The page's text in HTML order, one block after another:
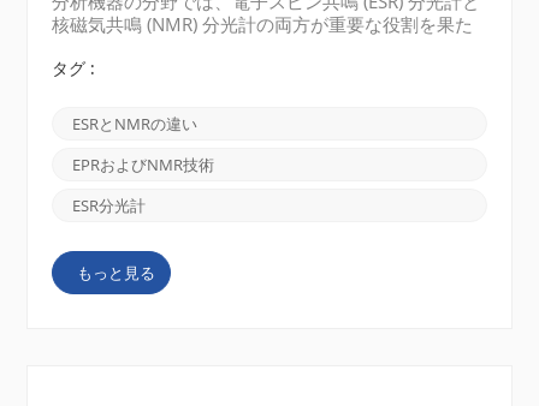
核磁気共鳴 (NMR) 分光計の両方が重要な役割を果た
には大きな違いがあります。 ESR分光計: 電子スピン
研究するために使用されます不対電子は磁気モーメン
トを持っており、マイクロ波放射を使用して分析でき
ます。ESR 分光計は、強力な磁場を使用してこれらの
移中のエネルギーの吸収または放出を測定します。
(NMR) 分光計は、サンプル内の原子の核スピンの研究
に焦点を当てています。奇数の陽子または中性子を持
つ原子核は、ゼロ以外の核スピンを持ち、小さな磁石
タグ :
ESRとNMRの違い
EPRおよびNMR技術
ESR分光計
もっと見る